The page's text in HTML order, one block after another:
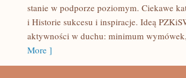
AKCESORIA
stanie w podporze poziomym. Ciekawe
i Historie sukcesu i inspiracje. Ideą
aktywności w duchu: minimum
More ]